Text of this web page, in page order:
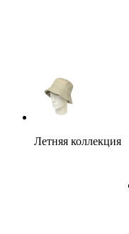
Летняя коллекция